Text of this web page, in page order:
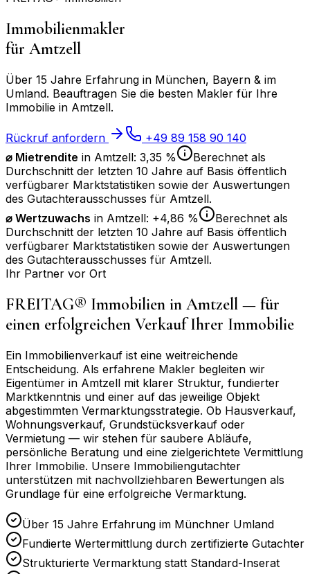
Immobilienmakler
für Amtzell
Über 15 Jahre Erfahrung in München, Bayern & im
Umland. Beauftragen Sie die besten Makler für Ihre
Immobilie in Amtzell.
Rückruf anfordern
+49 89 158 90 140
⌀ Mietrendite in Amtzell: 3,35 %
Berechnet als
Durchschnitt der letzten 10 Jahre auf Basis öffentlich
verfügbarer Marktstatistiken sowie der Auswertungen
des Gutachterausschusses für Amtzell.
⌀ Wertzuwachs in Amtzell: +4,86 %
Berechnet als
Durchschnitt der letzten 10 Jahre auf Basis öffentlich
verfügbarer Marktstatistiken sowie der Auswertungen
des Gutachterausschusses für Amtzell.
Ihr Partner vor Ort
FREITAG® Immobilien in Amtzell — für
einen erfolgreichen Verkauf Ihrer Immobilie
Ein Immobilienverkauf ist eine weitreichende
Entscheidung. Als erfahrene Makler begleiten wir
Eigentümer in Amtzell mit klarer Struktur, fundierter
Marktkenntnis und einer auf das jeweilige Objekt
abgestimmten Vermarktungsstrategie. Ob Hausverkauf,
Wohnungsverkauf, Grundstücksverkauf oder
Vermietung — wir stehen für saubere Abläufe,
persönliche Beratung und eine zielgerichtete Vermittlung
Ihrer Immobilie. Unsere Immobiliengutachter
unterstützen mit nachvollziehbaren Bewertungen als
Grundlage für eine erfolgreiche Vermarktung.
Über 15 Jahre Erfahrung im Münchner Umland
Fundierte Wertermittlung durch zertifizierte Gutachter
Strukturierte Vermarktung statt Standard-Inserat